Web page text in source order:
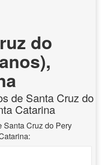
do
de Santa Cruz do
Catarina
Santa Cruz do Pery